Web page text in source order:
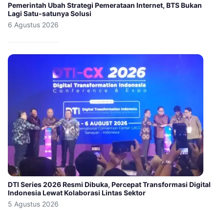
Pemerintah Ubah Strategi Pemerataan Internet, BTS Bukan
Lagi Satu-satunya Solusi
6 Agustus 2026
DTI Series 2026 Resmi Dibuka, Percepat Transformasi Digital
Indonesia Lewat Kolaborasi Lintas Sektor
5 Agustus 2026